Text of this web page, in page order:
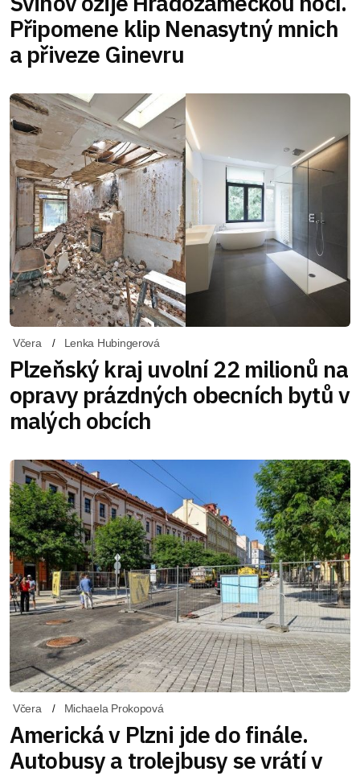
Připomene klip Nenasytný mnich
a přiveze Ginevru
Včera Lenka Hubingerová
Plzeňský kraj uvolní 22 milionů na
opravy prázdných obecních bytů v
malých obcích
Včera Michaela Prokopová
Americká v Plzni jde do finále.
Autobusy a trolejbusy se vrátí v